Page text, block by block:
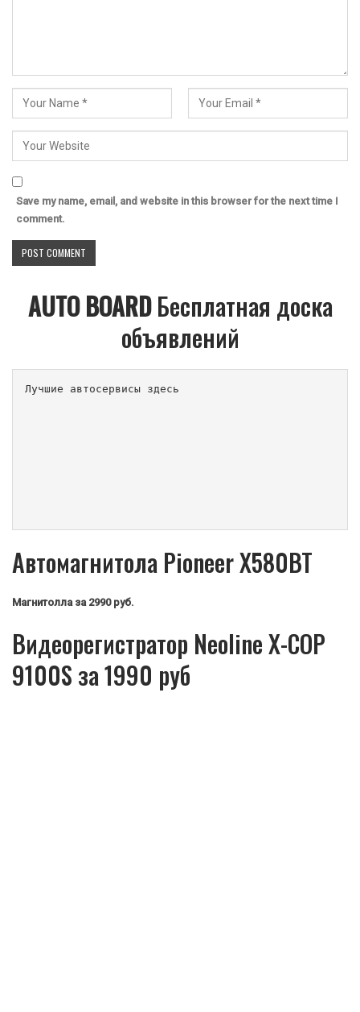
Save my name, email, and website in this browser for the next time I
comment.
AUTO BOARDБесплатная доска
объявлений
Лучшие автосервисы здесь
Автомагнитола Pioneer X580BT
Магнитолла за 2990 руб.
Видеорегистратор Neoline X-COP
9100S за 1990 руб